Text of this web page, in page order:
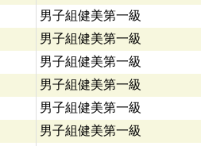
男子組健美第一級
男子組健美第一級
男子組健美第一級
男子組健美第一級
男子組健美第一級
男子組健美第一級